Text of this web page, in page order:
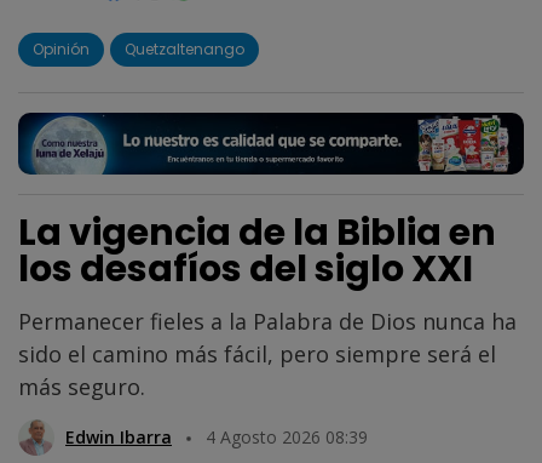
Opinión Quetzaltenango
La vigencia de la Biblia en
los desafíos del siglo XXI
Permanecer fieles a la Palabra de Dios nunca ha
sido el camino más fácil, pero siempre será el
más seguro.
Edwin Ibarra 4 Agosto 2026 08:39